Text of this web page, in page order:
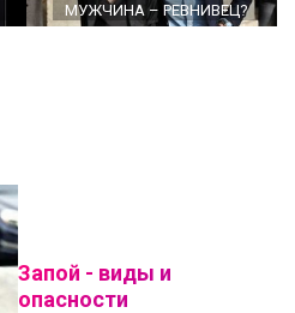
МУЖЧИНА – РЕВНИВЕЦ?
Запой - виды и
опасности